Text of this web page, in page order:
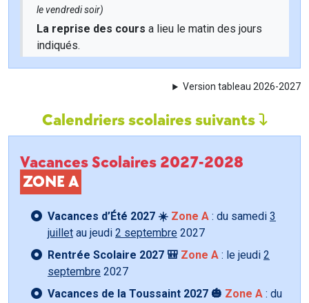
le vendredi soir)
La reprise des cours a lieu le matin des jours
indiqués.
Version tableau 2026-2027
Calendriers scolaires suivants
Vacances Scolaires 2027-2028
ZONE A
Vacances d’Été 2027 ☀️ Zone A : du samedi 3
juillet au jeudi 2 septembre 2027
Rentrée Scolaire 2027 🎒 Zone A : le jeudi 2
septembre 2027
Vacances de la Toussaint 2027 🎃 Zone A : du